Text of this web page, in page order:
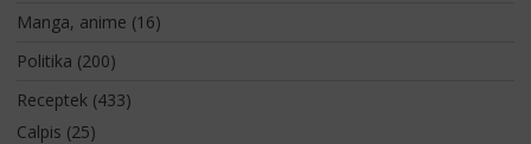
Manga, anime (16)
Politika (200)
Receptek(433)
Calpis (25)